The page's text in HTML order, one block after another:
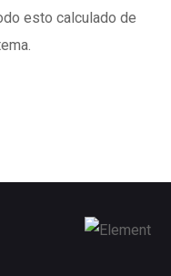
esto calculado de